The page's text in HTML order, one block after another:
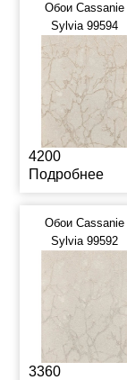
Обои Cassanie
Sylvia 99594
4200
Подробнее
Обои Cassanie
Sylvia 99592
3360